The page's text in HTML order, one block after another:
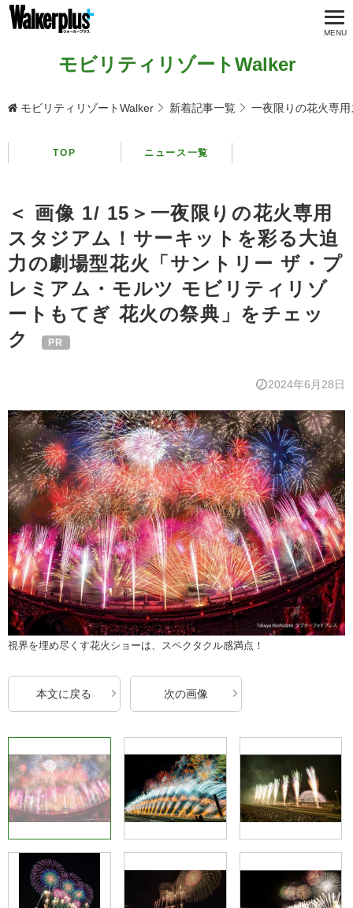
モビリティリゾートWalker
モビリティリゾートWalker 新着記事一覧 一夜限りの花火専
TOP ニュース一覧
＜ 画像 1/ 15＞一夜限りの花火専用
スタジアム！サーキットを彩る大迫
力の劇場型花火「サントリー ザ・プ
レミアム・モルツ モビリティリゾ
ートもてぎ 花火の祭典」をチェッ
ク
2024年6月28日
視界を埋め尽くす花火ショーは、スペクタクル感満点！
本文に戻る 次の画像